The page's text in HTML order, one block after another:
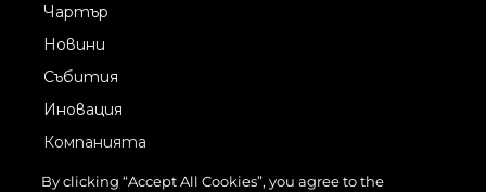
Чартър
Новини
Събития
Иновация
Компанията
Екипът
By clicking “Accept All Cookies”, you agree to the